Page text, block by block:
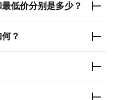
低价分别是多少？
？